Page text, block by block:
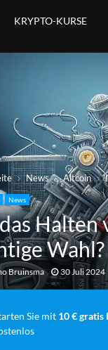
KRYPTO-KURSE
News Altcoin
News
Halten
Wahl?
Bruinsma 30 Juli 2024
Sie mit 10 € gratis